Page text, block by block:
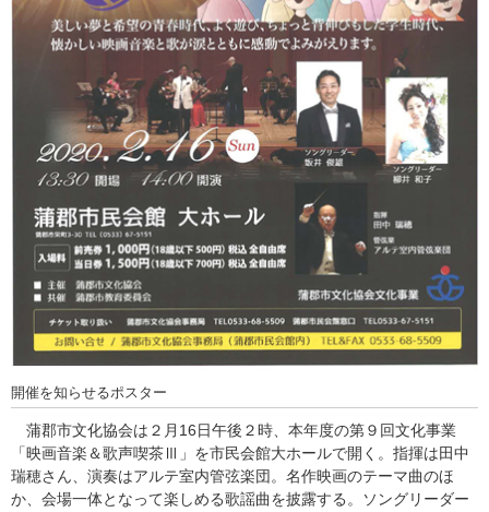
開催を知らせるポスター
蒲郡市文化協会は２月16日午後２時、本年度の第９回文化事業
「映画音楽＆歌声喫茶Ⅲ」を市民会館大ホールで開く。指揮は田中
瑞穂さん、演奏はアルテ室内管弦楽団。名作映画のテーマ曲のほ
か、会場一体となって楽しめる歌謡曲を披露する。ソングリーダー